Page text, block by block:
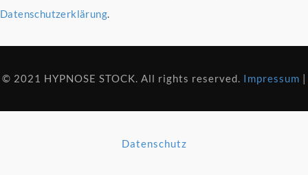
Datenschutzerklärung.
© 2021 HYPNOSE STOCK. All rights reserved. Impressum |
Datenschutz